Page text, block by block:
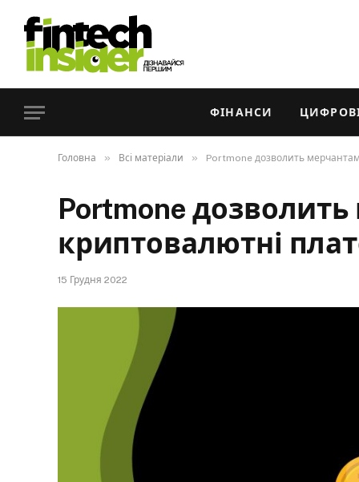
ФІНАНСИ
Головна » Всі матеріали » Portmone дозволить
Portmone
криптовалютні
15 Грудня 2022